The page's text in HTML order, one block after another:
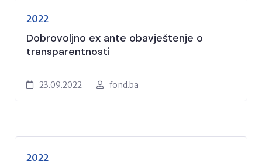
2022
Dobrovoljno ex ante obavještenje o
transparentnosti
23.09.2022 fond.ba
2022